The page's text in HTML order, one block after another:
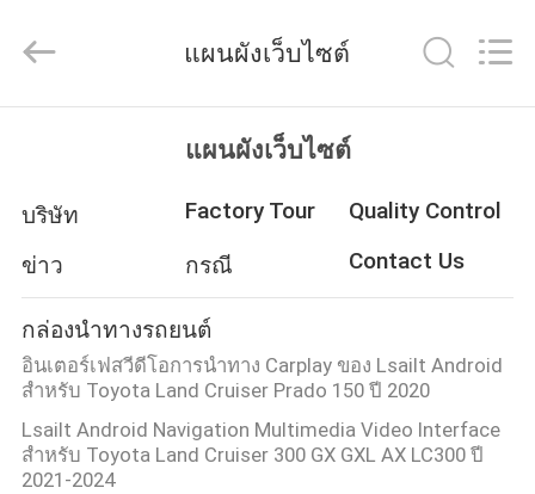
สินค้า
วิดีโอ
เกี่ยว
กับ
Automobile
Electron
Rights
แผนผังเว็บไซต์
แผนผังเว็บไซต์
บริษัท Factory Tour
Quality Control
ข่าว
กรณี Contact Us
กล่องนำทางรถยนต์
อินเตอร์เฟสวีดีโอการนําทาง Carplay ของ Lsailt Android
สําหรับ Toyota Land Cruiser Prado 150 ปี 2020
Lsailt Android Navigation Multimedia Video Interface
สำหรับ Toyota Land Cruiser 300 GX GXL AX LC300 ปี
2021-2024